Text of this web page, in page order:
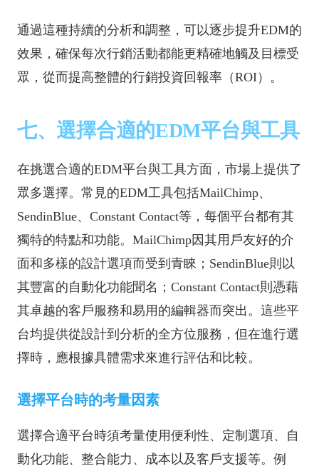
通過這種持續的分析和調整，可以逐步提升EDM的
效果，確保每次行銷活動都能更精確地觸及目標受
眾，從而提高整體的行銷投資回報率（ROI）。
七、選擇合適的EDM平台與工具
在挑選合適的EDM平台與工具方面，市場上提供了
眾多選擇。常見的EDM工具包括MailChimp、
SendinBlue、Constant Contact等，每個平台都有其
獨特的特點和功能。MailChimp因其用戶友好的介
面和多樣的設計選項而受到青睞；SendinBlue則以
其豐富的自動化功能聞名；Constant Contact則憑藉
其卓越的客戶服務和易用的編輯器而突出。這些平
台均提供從設計到分析的全方位服務，但在進行選
擇時，應根據具體需求來進行評估和比較。
選擇平台時的考量因素
選擇合適平台時須考量使用便利性、定制選項、自
動化功能、整合能力、成本以及客戶支援等。例